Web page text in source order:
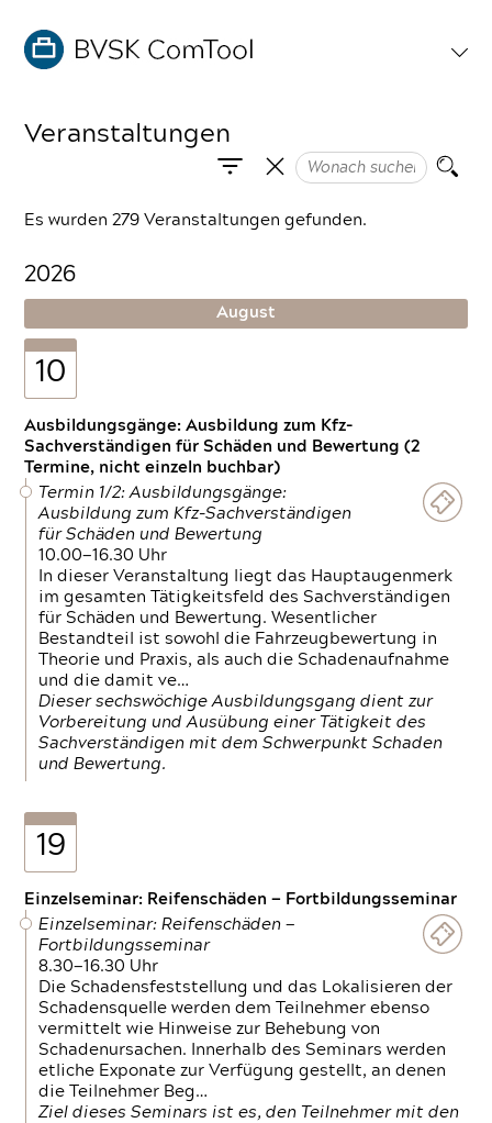
Veranstaltungen
Es wurden 279 Veranstaltungen gefunden.
2026
August
10
Ausbildungsgänge: Ausbildung zum Kfz-
Sachverständigen für Schäden und Bewertung (2
Termine, nicht einzeln buchbar)
Termin 1/2: Ausbildungsgänge:
Ausbildung zum Kfz-Sachverständigen
für Schäden und Bewertung
10.00—16.30 Uhr
In dieser Veranstaltung liegt das Hauptaugenmerk
im gesamten Tätigkeitsfeld des Sachverständigen
für Schäden und Bewertung. Wesentlicher
Bestandteil ist sowohl die Fahrzeugbewertung in
Theorie und Praxis, als auch die Schadenaufnahme
und die damit ve…
Dieser sechswöchige Ausbildungsgang dient zur
Vorbereitung und Ausübung einer Tätigkeit des
Sachverständigen mit dem Schwerpunkt Schaden
und Bewertung.
19
Einzelseminar: Reifenschäden — Fortbildungsseminar
Einzelseminar: Reifenschäden —
Fortbildungsseminar
8.30—16.30 Uhr
Die Schadensfeststellung und das Lokalisieren der
Schadensquelle werden dem Teilnehmer ebenso
vermittelt wie Hinweise zur Behebung von
Schadenursachen. Innerhalb des Seminars werden
etliche Exponate zur Verfügung gestellt, an denen
die Teilnehmer Beg…
Ziel dieses Seminars ist es, den Teilnehmer mit den